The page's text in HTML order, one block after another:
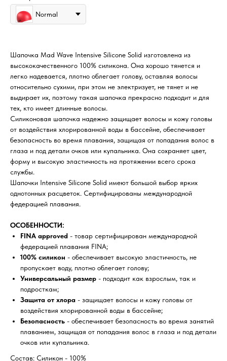
Normal
Шапочка Mad Wave Intensive Silicone Solid изготовлена из
высококачественного 100% силикона. Она хорошо тянется и
легко надевается, плотно облегает голову, оставляя волосы
относительно сухими, при этом не электризует, не тянет и не
выдирает их, поэтому такая шапочка прекрасно подходит и для
тех, кто имеет длинные волосы.
Силиконовая шапочка надежно защищает волосы и кожу головы
от воздействия хлорированной воды в бассейне, обеспечивает
безопасность во время плавания, защищая от попадания волос в
глаза и под детали очков или купальника. Она сохраняет цвет,
форму и высокую эластичность на протяжении всего срока
службы.
Шапочки Intensive Silicone Solid имеют большой выбор ярких
однотонных расцветок. Сертифицированы международной
федерацией плавания.
ОСОБЕННОСТИ:
FINA approved - товар сертифицирован международной
федерацией плавания FINA;
100% силикон - обеспечивает высокую эластичность, не
пропускает воду, плотно облегает голову;
Универсальный размер - подходит как взрослым, так и
подросткам;
Защита от хлора - защищает волосы и кожу головы от
воздействия хлорированной воды в бассейне;
Безопасность - обеспечивает безопасность во время занятий
плаванием, защищая от попадания волос в глаза и под детали
очков или купальника.
Состав: Силикон - 100%